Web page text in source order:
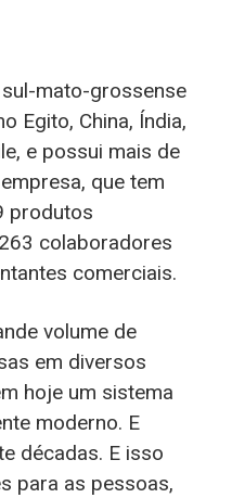
mato-grossense
Egito, China, Índia,
e possui mais de
que tem
produtos
colaboradores
comerciais.
volume de
em diversos
hoje um sistema
moderno. E
décadas. E isso
para as pessoas,